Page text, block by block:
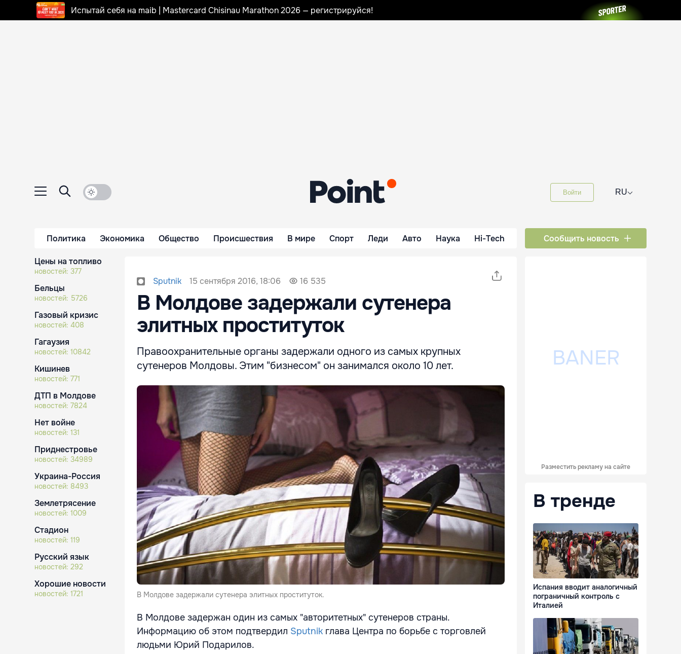
Испытай себя на maib | Mastercard Chisinau Marathon 2026 — регистрируйся!
Войти RU⌵
Политика Экономика Общество Происшествия В мире Спорт Леди Авто Наука Hi-Tech Сообщить новость
Цены на топливо
новостей: 377
Бельцы
новостей: 5726
Газовый кризис
новостей: 408
Гагаузия
новостей: 10842
Кишинев
новостей: 771
ДТП в Молдове
новостей: 7824
Нет войне
новостей: 131
Приднестровье
новостей: 34989
Украина-Россия
новостей: 8493
Землетрясение
новостей: 1009
Стадион
новостей: 119
Русский язык
новостей: 292
Хорошие новости
новостей: 1721
Sputnik 15 сентября 2016, 18:06 16 535
В Молдове задержали сутенера
элитных проституток
Правоохранительные органы задержали одного из самых крупных
сутенеров Молдовы. Этим "бизнесом" он занимался около 10 лет.
В Молдове задержали сутенера элитных проституток.
В Молдове задержан один из самых "авторитетных" сутенеров страны.
Информацию об этом подтвердил Sputnik глава Центра по борьбе с торговлей
людьми Юрий Подарилов.
Разместить рекламу на сайте
В тренде
Испания вводит аналогичный
пограничный контроль с
Италией